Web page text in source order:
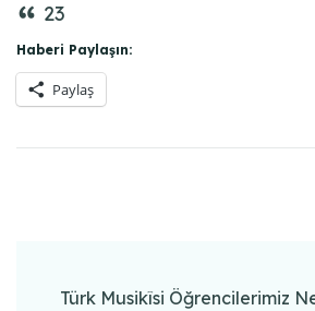
23
Haberi Paylaşın:
Paylaş
Navigation
Türk Musikîsi Öğrencilerimiz